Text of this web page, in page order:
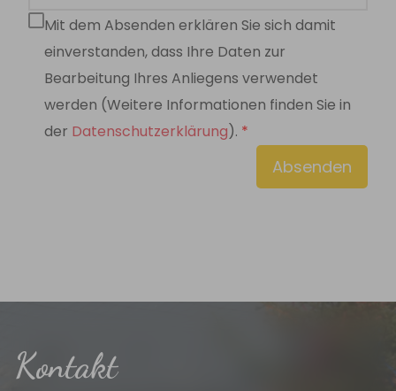
Mit dem Absenden erklären Sie sich damit
einverstanden, dass Ihre Daten zur
Bearbeitung Ihres Anliegens verwendet
werden (Weitere Informationen finden Sie in
der Datenschutzerklärung).
Absenden
Kontakt